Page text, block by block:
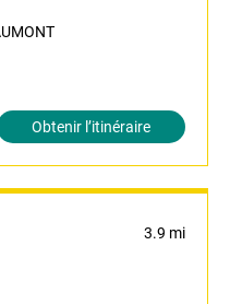
Obtenir l’itinéraire
3.9 mi